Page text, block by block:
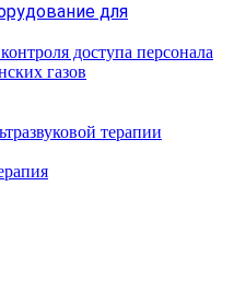
для
доступа персонала
газов
терапии